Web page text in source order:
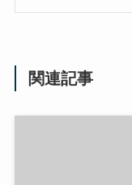
関連記事